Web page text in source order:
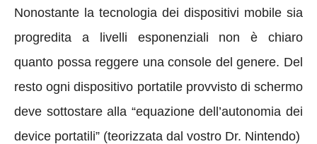
Nonostante la tecnologia dei dispositivi mobile sia
progredita a livelli esponenziali non è chiaro
quanto possa reggere una console del genere. Del
resto ogni dispositivo portatile provvisto di schermo
deve sottostare alla “equazione dell’autonomia dei
device portatili” (teorizzata dal vostro Dr. Nintendo)